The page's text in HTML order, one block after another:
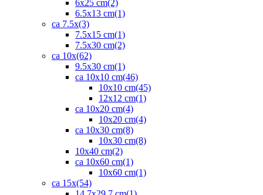
6x25 cm(2)
6.5x13 cm(1)
ca 7.5x(3)
7.5x15 cm(1)
7.5x30 cm(2)
ca 10x(62)
9.5x30 cm(1)
ca 10x10 cm(46)
10x10 cm(45)
12x12 cm(1)
ca 10x20 cm(4)
10x20 cm(4)
ca 10x30 cm(8)
10x30 cm(8)
10x40 cm(2)
ca 10x60 cm(1)
10x60 cm(1)
ca 15x(54)